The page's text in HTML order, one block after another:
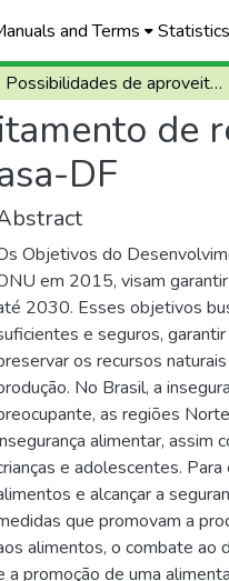
and Terms Statistics
Possibilidades de aproveitamento de resíduos e redução de rejeitos de hortifrútis gerados na Ceasa-DF
de
DF
Objetivos do
em 2015, visam
2030. Esses objetivos
e seguros,
os recursos
No Brasil, a
as regiões
alimentar, assim
e adolescentes.
e alcançar a
que promovam a
alimentos, o combate ao
a promoção de uma